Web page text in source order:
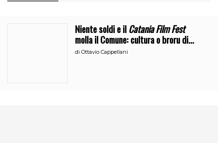
Niente soldi e ilCatania Film Fest
molla il Comune: cultura o broru di
ciciri?
diOttavio Cappellani